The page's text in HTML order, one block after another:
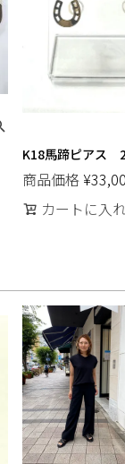
K18馬蹄ピアス
商品価格 ¥
カートに入